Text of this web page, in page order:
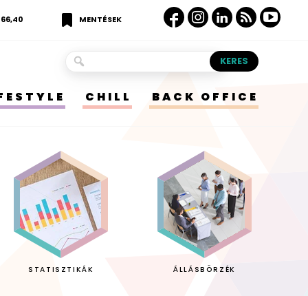
MENTÉSEK
CHILL BACK OFFICE
STATISZTIKÁK ÁLLÁSBÖRZÉK